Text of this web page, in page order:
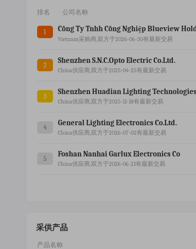
排名 公司名称
1
Vietnam采购商,双方于2026-06-30有最新交易
2
Shenzhen S.n.c.opto Electric Co.ltd.
China供应商,双方于2025-04-25有最新交易
3
China供应商,双方于2025-11-18有最新交易
4
General Lighting Electronics Co.ltd.
China供应商,双方于2026-07-02有最新交易
5
Foshan Nanhai Garlux Electronics Co
China供应商,双方于2026-06-21有最新交易
采供产品
产品名称